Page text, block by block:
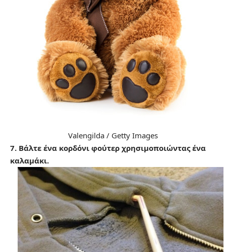
Valengilda / Getty Images
7. Βάλτε ένα κορδόνι φούτερ χρησιμοποιώντας ένα
καλαμάκι.